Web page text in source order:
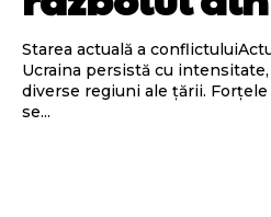
Starea actuală a
Ucraina persistă cu
diverse regiuni ale țării.
se...